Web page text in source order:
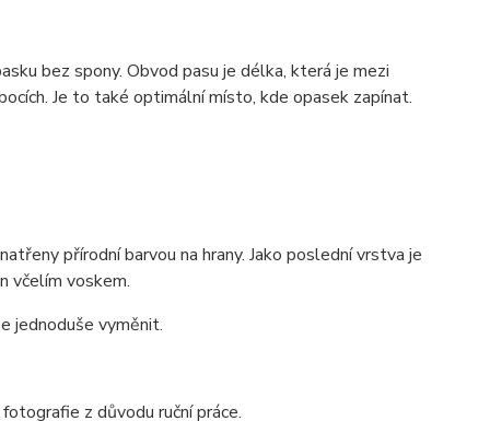
bez spony. Obvod pasu je délka, která je mezi
Je to také optimální místo, kde opasek zapínat.
přírodní barvou na hrany. Jako poslední vrstva je
včelím voskem.
jednoduše vyměnit.
z důvodu ruční práce.